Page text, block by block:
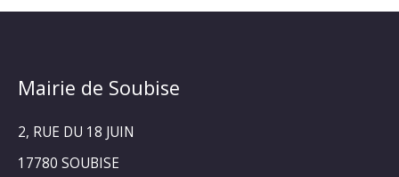
Mairie de Soubise
2, RUE DU 18 JUIN
17780 SOUBISE